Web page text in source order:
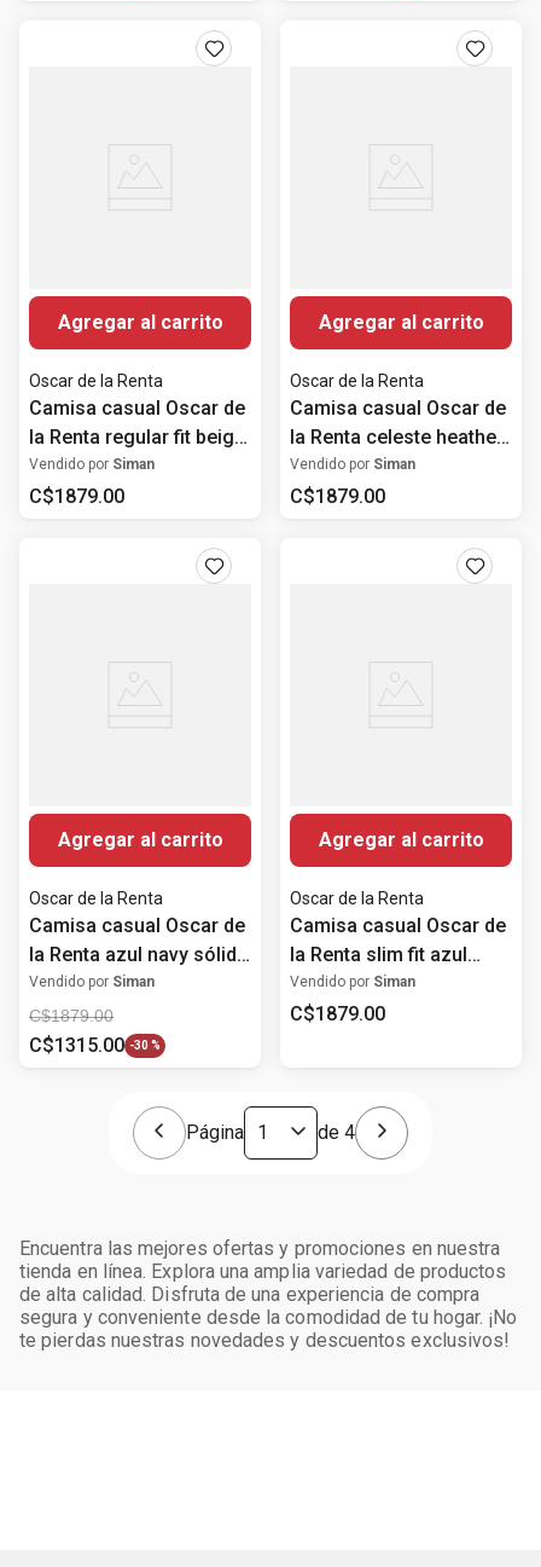
Agregar al carrito
Oscar de la Renta
Camisa casual Oscar de
la Renta regular fit beige
sólida para hombre
Vendido por Siman
C$1879.00
Agregar al carrito
Oscar de la Renta
Camisa casual Oscar de
la Renta celeste heather
para hombre
Vendido por Siman
C$1879.00
Agregar al carrito
Oscar de la Renta
Camisa casual Oscar de
la Renta azul navy sólida
para hombre
Vendido por Siman
C$1879.00
C$1315.00 -30 %
Agregar al carrito
Oscar de la Renta
Camisa casual Oscar de
la Renta slim fit azul
navy sólida para hombre
Vendido por Siman
C$1879.00
Página de 4
Encuentra las mejores ofertas y promociones en nuestra
tienda en línea. Explora una amplia variedad de productos
de alta calidad. Disfruta de una experiencia de compra
segura y conveniente desde la comodidad de tu hogar. ¡No
te pierdas nuestras novedades y descuentos exclusivos!